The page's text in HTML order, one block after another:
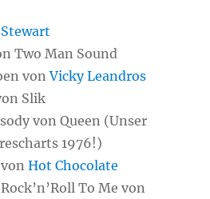
Two Man Sound
vonVicky Leandros
Slik
von Queen (Unser
1976!)
vonHot Chocolate
To Me von